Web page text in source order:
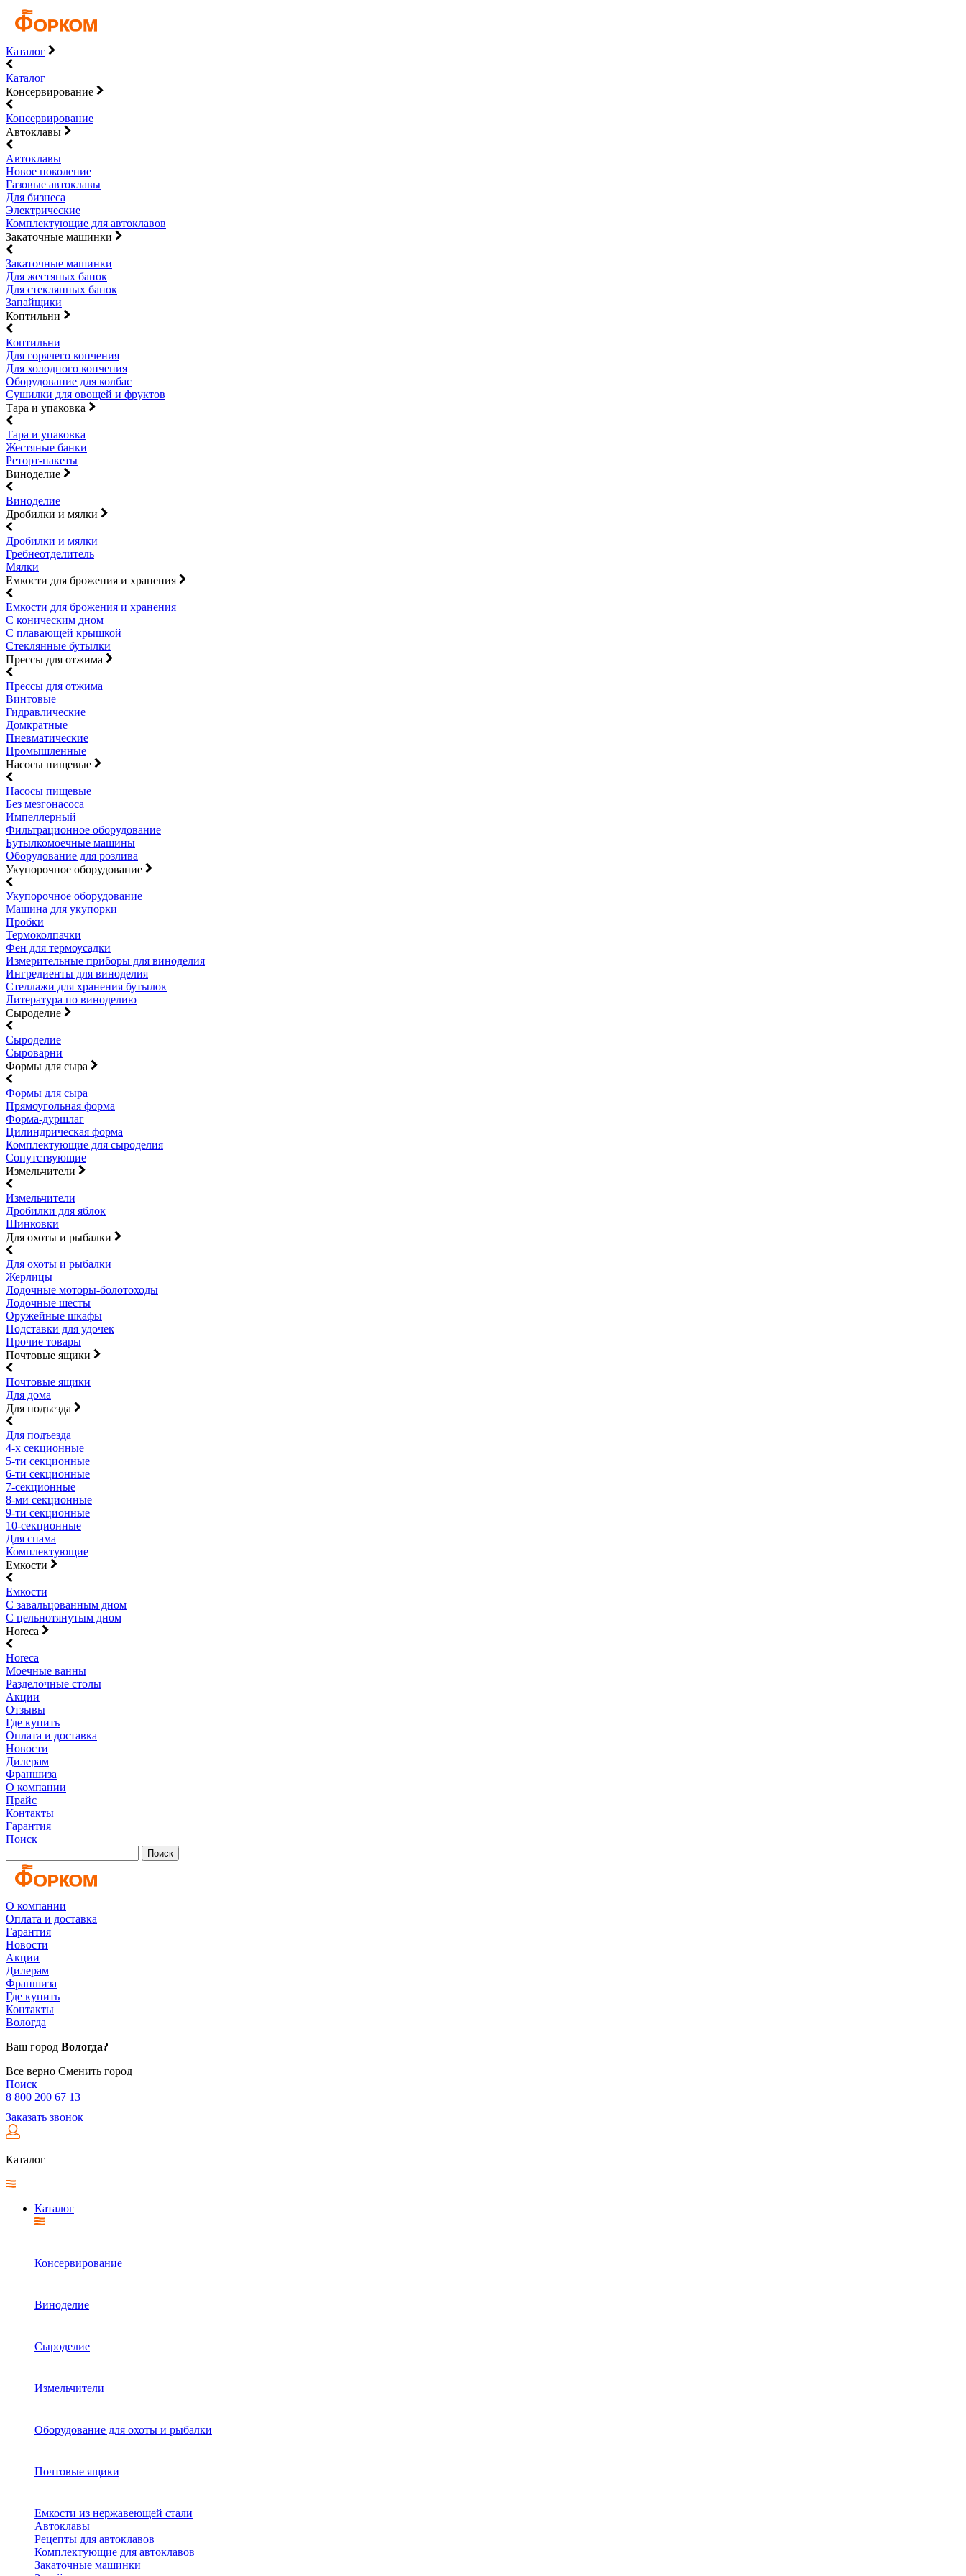
Каталог
Каталог
Консервирование
Консервирование
Автоклавы
Автоклавы
Новое поколение
Газовые автоклавы
Для бизнеса
Электрические
Комплектующие для автоклавов
Закаточные машинки
Закаточные машинки
Для жестяных банок
Для стеклянных банок
Запайщики
Коптильни
Коптильни
Для горячего копчения
Для холодного копчения
Оборудование для колбас
Сушилки для овощей и фруктов
Тара и упаковка
Тара и упаковка
Жестяные банки
Реторт-пакеты
Виноделие
Виноделие
Дробилки и мялки
Дробилки и мялки
Гребнеотделитель
Мялки
Емкости для брожения и хранения
Емкости для брожения и хранения
С коническим дном
С плавающей крышкой
Стеклянные бутылки
Прессы для отжима
Прессы для отжима
Винтовые
Гидравлические
Домкратные
Пневматические
Промышленные
Насосы пищевые
Насосы пищевые
Без мезгонасоса
Импеллерный
Фильтрационное оборудование
Бутылкомоечные машины
Оборудование для розлива
Укупорочное оборудование
Укупорочное оборудование
Машина для укупорки
Пробки
Термоколпачки
Фен для термоусадки
Измерительные приборы для виноделия
Ингредиенты для виноделия
Стеллажи для хранения бутылок
Литература по виноделию
Сыроделие
Сыроделие
Сыроварни
Формы для сыра
Формы для сыра
Прямоугольная форма
Форма-дуршлаг
Цилиндрическая форма
Комплектующие для сыроделия
Сопутствующие
Измельчители
Измельчители
Дробилки для яблок
Шинковки
Для охоты и рыбалки
Для охоты и рыбалки
Жерлицы
Лодочные моторы-болотоходы
Лодочные шесты
Оружейные шкафы
Подставки для удочек
Прочие товары
Почтовые ящики
Почтовые ящики
Для дома
Для подъезда
Для подъезда
4-х секционные
5-ти секционные
6-ти секционные
7-секционные
8-ми секционные
9-ти секционные
10-секционные
Для спама
Комплектующие
Емкости
Емкости
С завальцованным дном
С цельнотянутым дном
Horeca
Horeca
Моечные ванны
Разделочные столы
Акции
Отзывы
Где купить
Оплата и доставка
Новости
Дилерам
Франшиза
О компании
Прайс
Контакты
Гарантия
Поиск
Поиск
О компании
Оплата и доставка
Гарантия
Новости
Акции
Дилерам
Франшиза
Где купить
Контакты
Вологда
Ваш город Вологда?
Все верно Сменить город
Поиск
8 800 200 67 13
Заказать звонок
Каталог
Каталог
Консервирование
Виноделие
Сыроделие
Измельчители
Оборудование для охоты и рыбалки
Почтовые ящики
Емкости из нержавеющей стали
Автоклавы
Рецепты для автоклавов
Комплектующие для автоклавов
Закаточные машинки